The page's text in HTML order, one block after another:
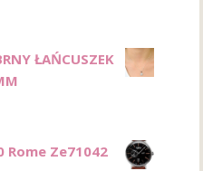
ŁAŃCUSZEK
Rome Ze71042